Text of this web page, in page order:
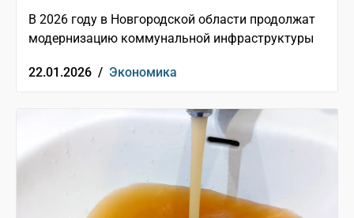
В 2026 году в Новгородской области продолжат
модернизацию коммунальной инфраструктуры
22.01.2026 / Экономика